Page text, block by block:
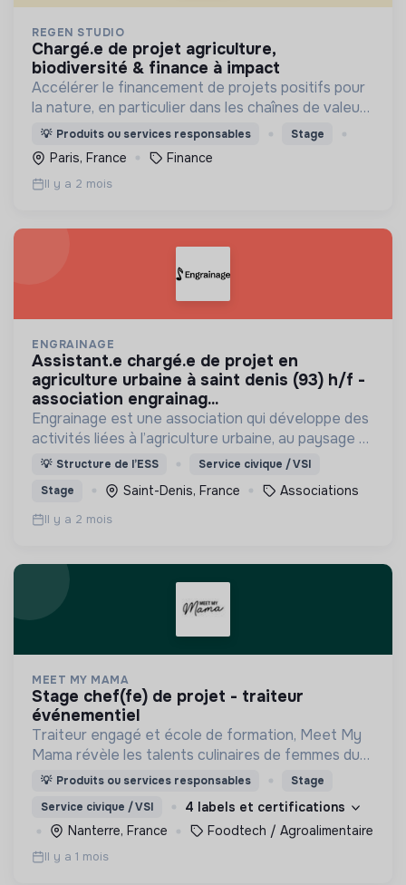
REGEN STUDIO
chargé.e de projet agriculture,
biodiversité & finance à impact
Accélérer le financement de projets positifs pour
la nature, en particulier dans les chaînes de valeur
agricole
💡 Produits ou services responsables Stage
Paris, France Finance
Il y a 2 mois
ENGRAINAGE
assistant.e chargé.e de projet en
agriculture urbaine à saint denis (93) h/f -
association engrainag...
Engrainage est une association qui développe des
activités liées à l’agriculture urbaine, au paysage et
aux pratiques artistiques.
💡 Structure de l’ESS
Service civique / VSI
Stage
Saint-Denis, France Associations
Il y a 2 mois
MEET MY MAMA
stage chef(fe) de projet - traiteur
événementiel
Traiteur engagé et école de formation, Meet My
Mama révèle les talents culinaires de femmes du
monde entier pour leur donner le pouvoir de vivre
💡 Produits ou services responsables
Stage
Service civique / VSI
4 labels et certifications
Nanterre, France
Foodtech / Agroalimentaire
Il y a 1 mois